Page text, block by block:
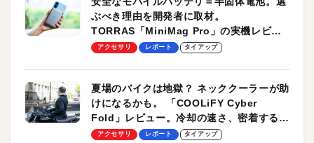
ぶべき理由を開発者に取材。
TORRAS「MiniMag Pro」の実機レビュ
ーも
アクセサリ レポート タイアップ
夏場のバイクは地獄？ ネッククーラーが助
けになるかも。 「COOLiFY Cyber
Fold」レビュー。冷却の速さ、密着する冷
却プレート、シンプルな操作性がグッド！
アクセサリ レポート タイアップ